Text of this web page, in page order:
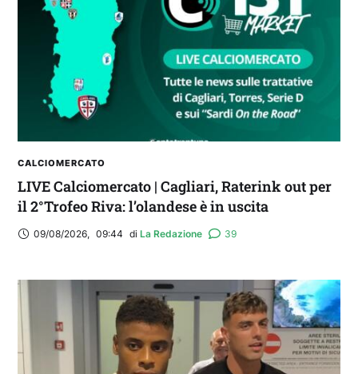
CALCIOMERCATO
LIVE Calciomercato | Cagliari, Raterink out per
il 2°Trofeo Riva: l’olandese è in uscita
09/08/2026, 09:44 di La Redazione 39